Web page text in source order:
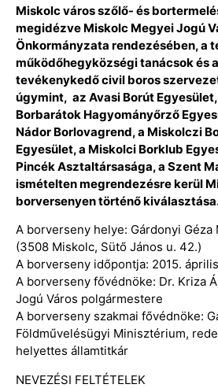
Miskolc város szőlő- és
megidézve Miskolc Megyei Jogú
Önkormányzata rendezésében, a
működőhegyközségi tanácsok és
tevékenykedő civil boros
úgymint, az Avasi Borút
Borbarátok Hagyományőrző
Nádor Borlovagrend, a Miskolczi
Egyesület, a Miskolci Borklub
Pincék Asztaltársasága, a Szent
ismételten megrendezésre kerül
borversenyen történő
A borverseny helye: Gárdonyi Géza
(3508 Miskolc, Sütő János u. 42.)
A borverseny időpontja: 2015.
A borverseny fővédnöke: Dr. Kriza
Jogú Város polgármestere
A borverseny szakmai fővédnöke:
Földművelésügyi Minisztérium,
helyettes államtitkár
NEVEZÉSI FELTÉTELEK